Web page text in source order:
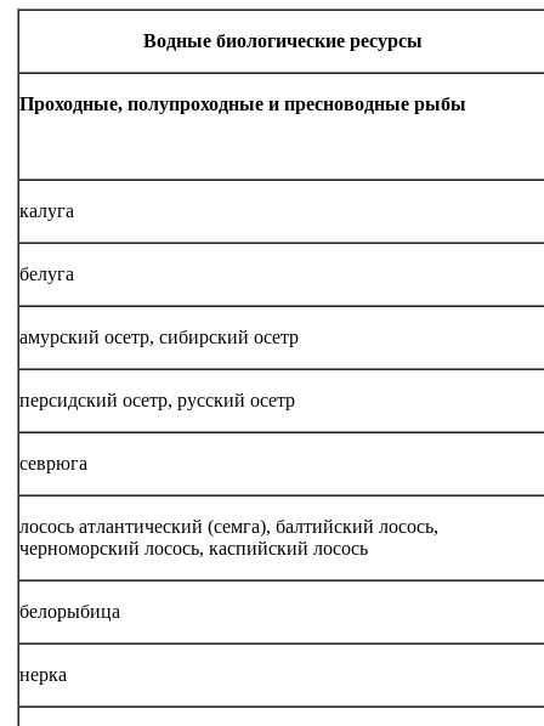
Водные биологические ресурсы
Проходные, полупроходные и пресноводные рыбы
калуга
белуга
амурский осетр, сибирский осетр
персидский осетр, русский осетр
севрюга
лосось атлантический (семга), балтийский лосось,
черноморский лосось, каспийский лосось
белорыбица
нерка